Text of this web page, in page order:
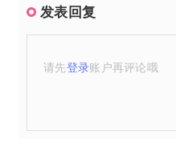
发表回复
请先登录账户再评论哦